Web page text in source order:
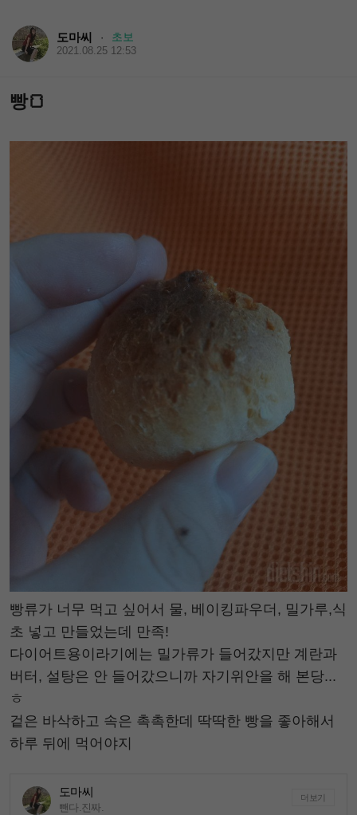
도마씨 · 초보
2021.08.25 12:53
빵🍞
빵류가 너무 먹고 싶어서 물, 베이킹파우더, 밀가루,식
초 넣고 만들었는데 만족!
다이어트용이라기에는 밀가류가 들어갔지만 계란과
버터, 설탕은 안 들어갔으니까 자기위안을 해 본당...
ㅎ
겉은 바삭하고 속은 촉촉한데 딱딱한 빵을 좋아해서
하루 뒤에 먹어야지
도마씨
뺀다.진짜.
더보기